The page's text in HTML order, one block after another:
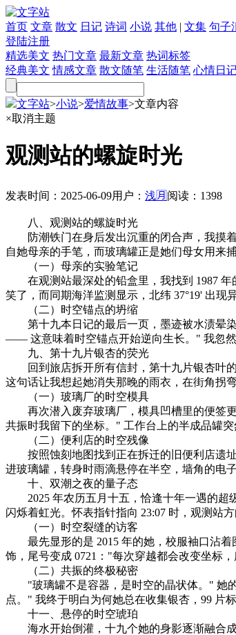
首页 文章 散文 日记 诗词 小说 其他 | 文集 句子
登陆注册
精选美文 热门文章 最新文章 热词标签
经典美文 情感文章 散文随笔 生活随笔 心情日
文字站>小说>爱情故事>文章内容
×取消主题
观测站的螺旋时光
发表时间： 2025-06-09用户： 浅🈷 阅读： 1398
八、观测站的螺旋时光​
防潮铁门在身后发出沉重的闭合声，我摸着
自她母亲的手笔，而玻璃罐正是她们母女用来
（一）母亲的实验笔记​
在观测站最深处的铅盒里，我找到 1987 年
笑了，而同期海洋监测显示，北纬 37°19' 出
（二）时空锚点的坍缩​
第十九本日记的最后一页，墨迹被水渍晕染
—— 这意味着时空锚点开始逆向生长。" 我忽然
九、第十九片银杏的荧光​
回到旅店拆开所有信封，第十九片银杏叶的
这句话让我想起她消失那晚的雨衣，在街角拐
（一）玻璃厂的时空模具​
再次潜入废弃玻璃厂，模具凹槽里的便签更
共振时我留下的坐标。" 工作台上的半成品罐
（二）便利店的时空残像​
按照蚀刻地图找到正在拆迁的旧便利店遗址
进玻璃罐，转身时雨滴悬停在半空，墙角的电
十、双潮之夜的量子态​
2025 年农历五月十五，恰逢十年一遇的超
闪烁着虹光。怀表指针指向 23:07 时，观测站
（一）时空裂缝的访客​
最先显形的是 2015 年的她，校服袖口沾着
饰，尾号变成 0721："每次穿越都会改变坐标
（二）共振的终极秘密​
"玻璃罐不是容器，是时空的晶状体。" 她的
点。" 我终于明白为何她总在收集银杏，99 片
十一、悬停的时空琥珀​
海水开始倒灌，十九个她的身影逐渐融合成